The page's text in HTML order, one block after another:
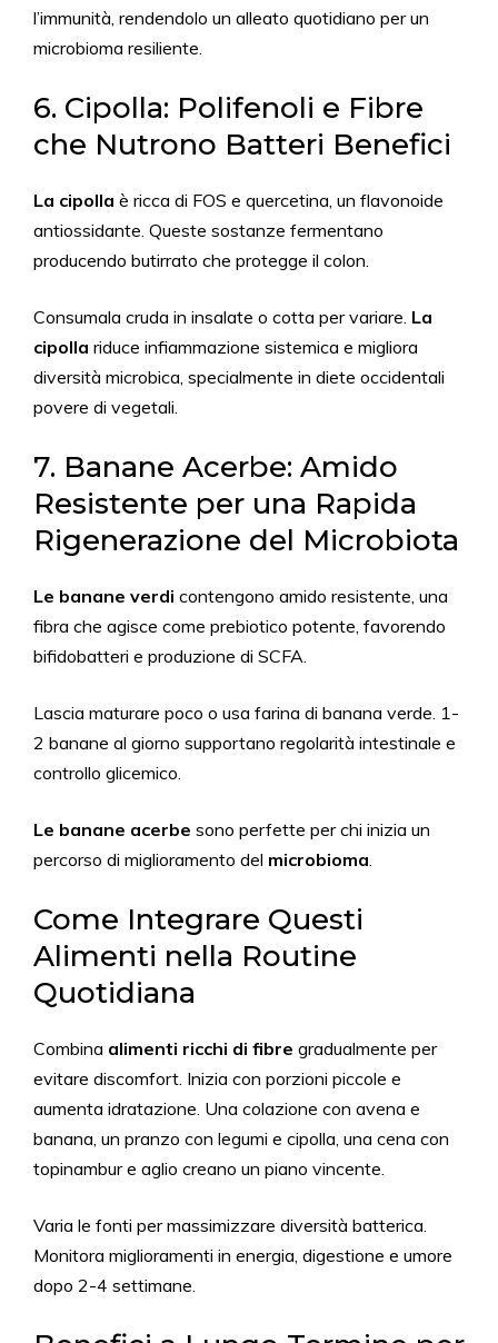
l’immunità, rendendolo un alleato quotidiano per un
microbioma resiliente.
6. Cipolla: Polifenoli e Fibre
che Nutrono Batteri Benefici
La cipolla è ricca di FOS e quercetina, un flavonoide
antiossidante. Queste sostanze fermentano
producendo butirrato che protegge il colon.
Consumala cruda in insalate o cotta per variare. La
cipolla riduce infiammazione sistemica e migliora
diversità microbica, specialmente in diete occidentali
povere di vegetali.
7. Banane Acerbe: Amido
Resistente per una Rapida
Rigenerazione del Microbiota
Le banane verdi contengono amido resistente, una
fibra che agisce come prebiotico potente, favorendo
bifidobatteri e produzione di SCFA.
Lascia maturare poco o usa farina di banana verde. 1-
2 banane al giorno supportano regolarità intestinale e
controllo glicemico.
Le banane acerbe sono perfette per chi inizia un
percorso di miglioramento del microbioma.
Come Integrare Questi
Alimenti nella Routine
Quotidiana
Combina alimenti ricchi di fibre gradualmente per
evitare discomfort. Inizia con porzioni piccole e
aumenta idratazione. Una colazione con avena e
banana, un pranzo con legumi e cipolla, una cena con
topinambur e aglio creano un piano vincente.
Varia le fonti per massimizzare diversità batterica.
Monitora miglioramenti in energia, digestione e umore
dopo 2-4 settimane.